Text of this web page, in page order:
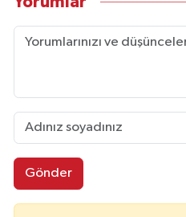
Gönder